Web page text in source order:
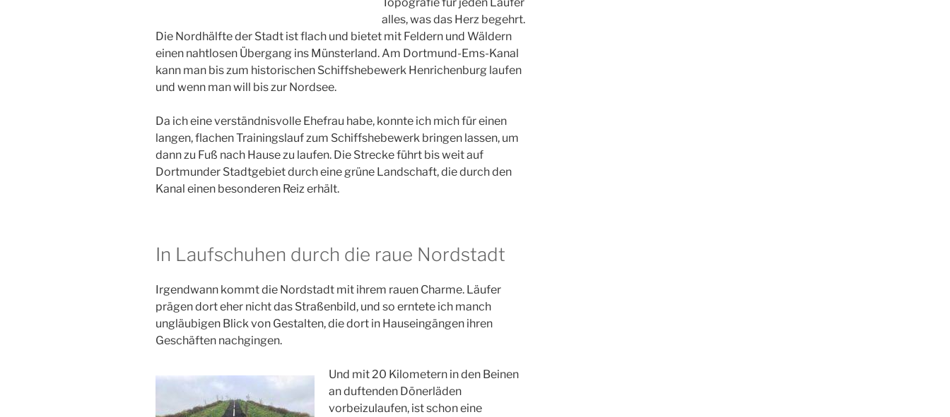
alles, was das Herz begehrt.
Die Nordhälfte der Stadt ist flach und bietet mit Feldern und Wäldern
einen nahtlosen Übergang ins Münsterland. Am Dortmund-Ems-Kanal
kann man bis zum historischen Schiffshebewerk Henrichenburg laufen
und wenn man will bis zur Nordsee.
Da ich eine verständnisvolle Ehefrau habe, konnte ich mich für einen
langen, flachen Trainingslauf zum Schiffshebewerk bringen lassen, um
dann zu Fuß nach Hause zu laufen. Die Strecke führt bis weit auf
Dortmunder Stadtgebiet durch eine grüne Landschaft, die durch den
Kanal einen besonderen Reiz erhält.
In Laufschuhen durch die raue Nordstadt
Irgendwann kommt die Nordstadt mit ihrem rauen Charme. Läufer
prägen dort eher nicht das Straßenbild, und so erntete ich manch
ungläubigen Blick von Gestalten, die dort in Hauseingängen ihren
Geschäften nachgingen.
Und mit 20 Kilometern in den Beinen
an duftenden Dönerläden
vorbeizulaufen, ist schon eine